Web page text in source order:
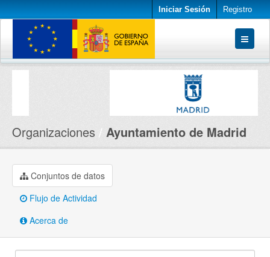
Iniciar Sesión Registro
Conjuntos de datos
Organizaciones Ayuntamiento de Madrid
Conjuntos de datos
Flujo de Actividad
Acerca de